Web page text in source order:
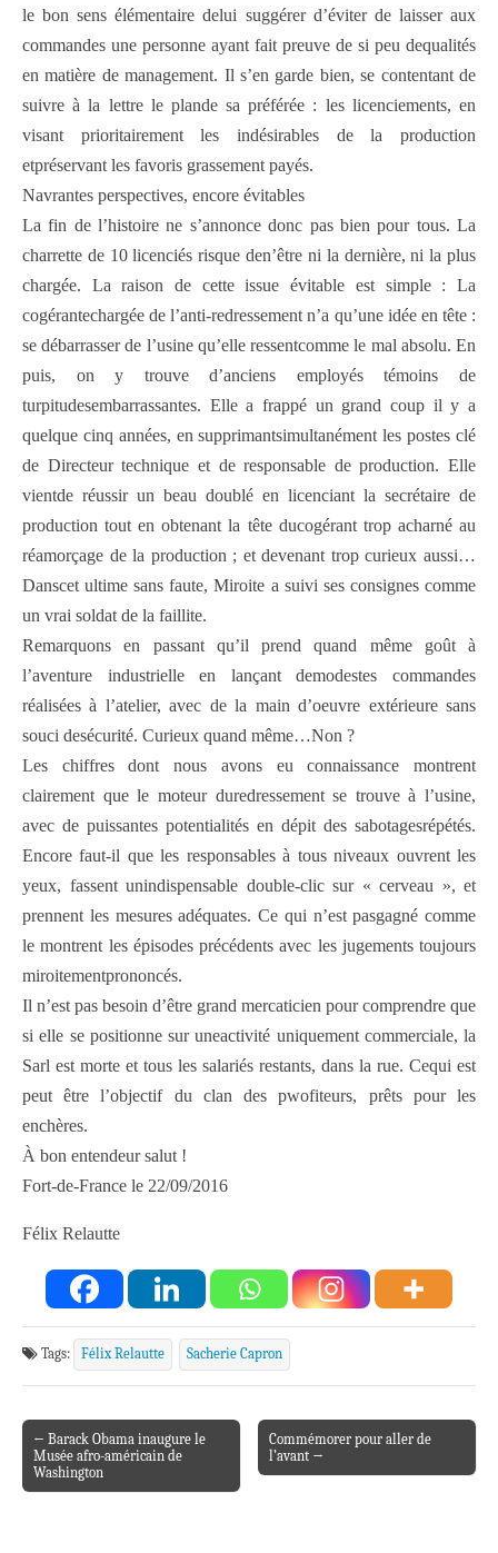
le bon sens élémentaire delui suggérer d’éviter de laisser aux
commandes une personne ayant fait preuve de si peu dequalités
en matière de management. Il s’en garde bien, se contentant de
suivre à la lettre le plande sa préférée : les licenciements, en
visant prioritairement les indésirables de la production
etpréservant les favoris grassement payés.
Navrantes perspectives, encore évitables
La fin de l’histoire ne s’annonce donc pas bien pour tous. La
charrette de 10 licenciés risque den’être ni la dernière, ni la plus
chargée. La raison de cette issue évitable est simple : La
cogérantechargée de l’anti-redressement n’a qu’une idée en tête :
se débarrasser de l’usine qu’elle ressentcomme le mal absolu. En
puis, on y trouve d’anciens employés témoins de
turpitudesembarrassantes. Elle a frappé un grand coup il y a
quelque cinq années, en supprimantsimultanément les postes clé
de Directeur technique et de responsable de production. Elle
vientde réussir un beau doublé en licenciant la secrétaire de
production tout en obtenant la tête ducogérant trop acharné au
réamorçage de la production ; et devenant trop curieux aussi…
Danscet ultime sans faute, Miroite a suivi ses consignes comme
un vrai soldat de la faillite.
Remarquons en passant qu’il prend quand même goût à
l’aventure industrielle en lançant demodestes commandes
réalisées à l’atelier, avec de la main d’oeuvre extérieure sans
souci desécurité. Curieux quand même…Non ?
Les chiffres dont nous avons eu connaissance montrent
clairement que le moteur duredressement se trouve à l’usine,
avec de puissantes potentialités en dépit des sabotagesrépétés.
Encore faut-il que les responsables à tous niveaux ouvrent les
yeux, fassent unindispensable double-clic sur « cerveau », et
prennent les mesures adéquates. Ce qui n’est pasgagné comme
le montrent les épisodes précédents avec les jugements toujours
miroitementprononcés.
Il n’est pas besoin d’être grand mercaticien pour comprendre que
si elle se positionne sur uneactivité uniquement commerciale, la
Sarl est morte et tous les salariés restants, dans la rue. Cequi est
peut être l’objectif du clan des pwofiteurs, prêts pour les
enchères.
À bon entendeur salut !
Fort-de-France le 22/09/2016
Félix Relautte
Tags: Félix Relautte Sacherie Capron
Post navigation
← Barack Obama inaugure le
Musée afro-américain de
Washington
Commémorer pour aller de
l’avant →